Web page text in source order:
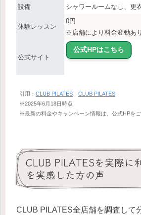
設備
シャワールームなし、更
体験レッスン
0円
※店舗により料金変動あり
公式サイト
公式HPはこちら
引用： CLUB PILATES、 CLUB PILATES
※2025年6月18日時点
※最新の料金やキャンペーン情報は、公式HPを
CLUB PILATESを実際に
を実感した方の声
CLUB PILATES全店舗を調査して